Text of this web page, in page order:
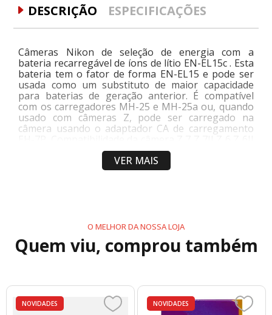
DESCRIÇÃO ESPECIFICAÇÕES
Câmeras Nikon de seleção de energia com a
bateria recarregável de íons de lítio EN-EL15c . Esta
bateria tem o fator de forma EN-EL15 e pode ser
usada como um substituto de maior capacidade
para baterias de geração anterior. É compatível
com os carregadores MH-25 e MH-25a ou, quando
usado com câmeras Z, pode ser carregado na
câmera usando o adaptador CA de carregamento
Z 5 D850 D810 D810A D780 D750 D7500 D7200
D610 D500 Compatibilidade da bateria MB-N11
MB-N10 MB-D18 MB-D17 MB-D16 MB-D15 MB-
VER MAIS
O MELHOR DA NOSSA LOJA
Quem viu, comprou também
NOVIDADES NOVIDADES